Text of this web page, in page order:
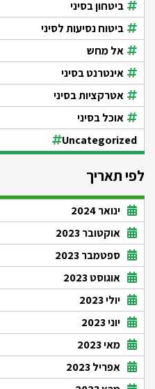
ביטחון בסיני
ביטוח נסיעות לסיני
אל מחש
אינטרנט בסיני
אטרקציות בסיני
אוכל בסיני
Uncategorized
לפי תאריך
ינואר 2024
אוקטובר 2023
ספטמבר 2023
אוגוסט 2023
יולי 2023
יוני 2023
מאי 2023
אפריל 2023